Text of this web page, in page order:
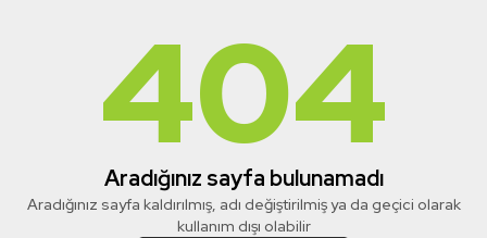
404
Aradığınız sayfa bulunamadı
Aradığınız sayfa kaldırılmış, adı değiştirilmiş ya da geçici olarak
kullanım dışı olabilir